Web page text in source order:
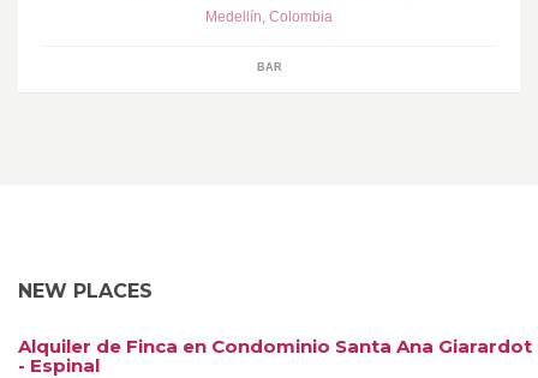
Medellín, Colombia
BAR
NEW PLACES
Alquiler de Finca en Condominio Santa Ana Giarardot
- Espinal